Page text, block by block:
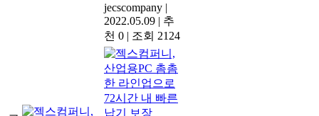
jecscompany |
2022.05.09 | 추
천 0 | 조회 2124